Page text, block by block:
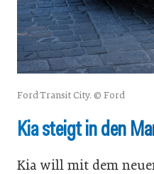
Ford Transit City. © Ford
Kia steigt in den
Kia will mit dem